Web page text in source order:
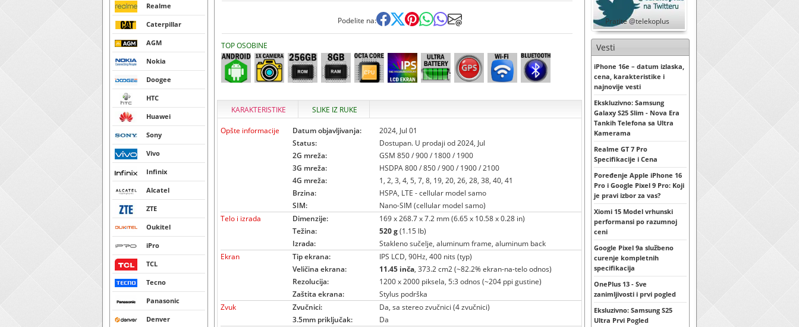
Realme
Caterpillar
AGM
Nokia
Doogee
HTC
Huawei
Sony
Vivo
Infinix
Alcatel
ZTE
Oukitel
iPro
TCL
Tecno
Panasonic
Denver
Podelite na:
TOP OSOBINE
KARAKTERISTIKE SLIKE IZ RUKE
Opšte informacije Datum objavljivanja:
2024, Jul 01
Status:
Dostupan. U prodaji od 2024, Jul
2G mreža:
GSM 850 / 900 / 1800 / 1900
3G mreža:
HSDPA 800 / 850 / 900 / 1900 / 2100
4G mreža:
1, 2, 3, 4, 5, 7, 8, 19, 20, 26, 28, 38, 40, 41
Brzina:
HSPA, LTE - cellular model samo
SIM:
Nano-SIM (cellular model samo)
Telo i izrada
Dimenzije:
169 x 268.7 x 7.2 mm (6.65 x 10.58 x 0.28 in)
Težina:
520 g(1.15 lb)
Izrada:
Stakleno sučelje, aluminum frame, aluminum back
Ekran
Tip ekrana:
IPS LCD, 90Hz, 400 nits (typ)
Veličina ekrana:
11.45 inča, 373.2 cm2 (~82.2% ekran-na-telo odnos)
Rezolucija:
1200 x 2000 piksela, 5:3 odnos (~204 ppi gustine)
Zaštita ekrana:
Stylus podrška
Zvuk
Zvučnici:
Da, sa stereo zvučnici (4 zvučnici)
3.5mm priključak:
Da
Pratite @telekoplus
Vesti
iPhone 16e – datum izlaska,
cena, karakteristike i
najnovije vesti
Ekskluzivno: Samsung
Galaxy S25 Slim - Nova Era
Tankih Telefona sa Ultra
Kamerama
Realme GT 7 Pro
Specifikacije i Cena
Poređenje Apple iPhone 16
Pro i Google Pixel 9 Pro: Koji
je pravi izbor za vas?
Xiomi 15 Model vrhunski
performansi po razumnoj
ceni
Google Pixel 9a službeno
curenje kompletnih
specifikacija
OnePlus 13 - Sve
zanimljivosti i prvi pogled
Eksluzivno: Samsung S25
Ultra Prvi Pogled